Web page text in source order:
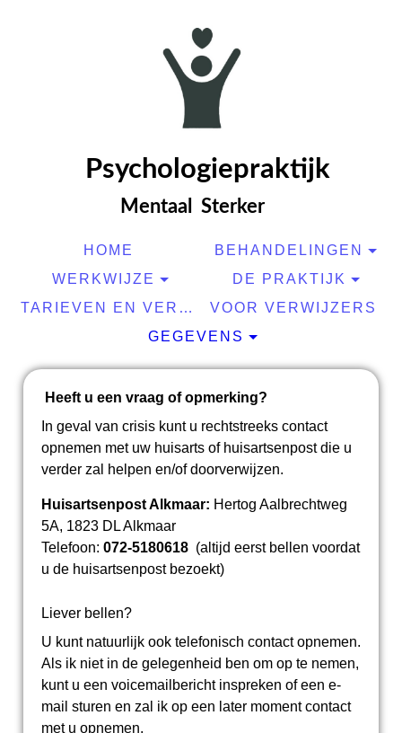
Psychologiepraktijk
Mentaal Sterker
HOME
BEHANDELINGEN
WERKWIJZE
DE PRAKTIJK
TARIEVEN EN VERGOEDINGEN
VOOR VERWIJZERS
GEGEVENS
Heeft u een vraag of opmerking?
In geval van crisis kunt u rechtstreeks contact
opnemen met uw huisarts of huisartsenpost die u
verder zal helpen en/of doorverwijzen.
Huisartsenpost Alkmaar: Hertog Aalbrechtweg
5A, 1823 DL Alkmaar
Telefoon: 072-5180618(altijd eerst bellen voordat
u de huisartsenpost bezoekt)
Liever bellen?
U kunt natuurlijk ook telefonisch contact opnemen.
Als ik niet in de gelegenheid ben om op te nemen,
kunt u een voicemailbericht inspreken of een e-
mail sturen en zal ik op een later moment contact
met u opnemen.